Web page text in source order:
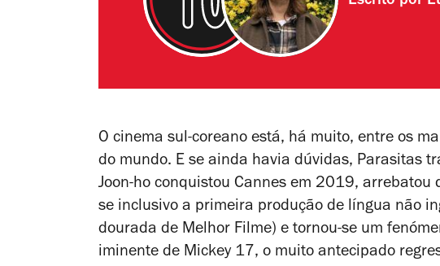
O cinema sul-coreano está, há muito, entre os
do mundo. E se ainda havia dúvidas, Parasitas
Joon-ho conquistou Cannes em 2019,
se inclusivo a primeira produção de língua não
dourada de Melhor Filme) e tornou-se um
iminente de Mickey 17 , o muito antecipado